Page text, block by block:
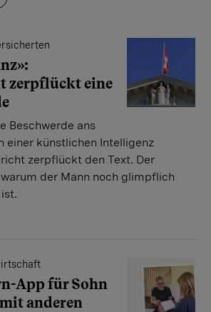
zerpflückt eine
Beschwerde ans
einer künstlichen Intelligenz
zerpflückt den Text. Der
der Mann noch glimpflich
App für Sohn
anderen